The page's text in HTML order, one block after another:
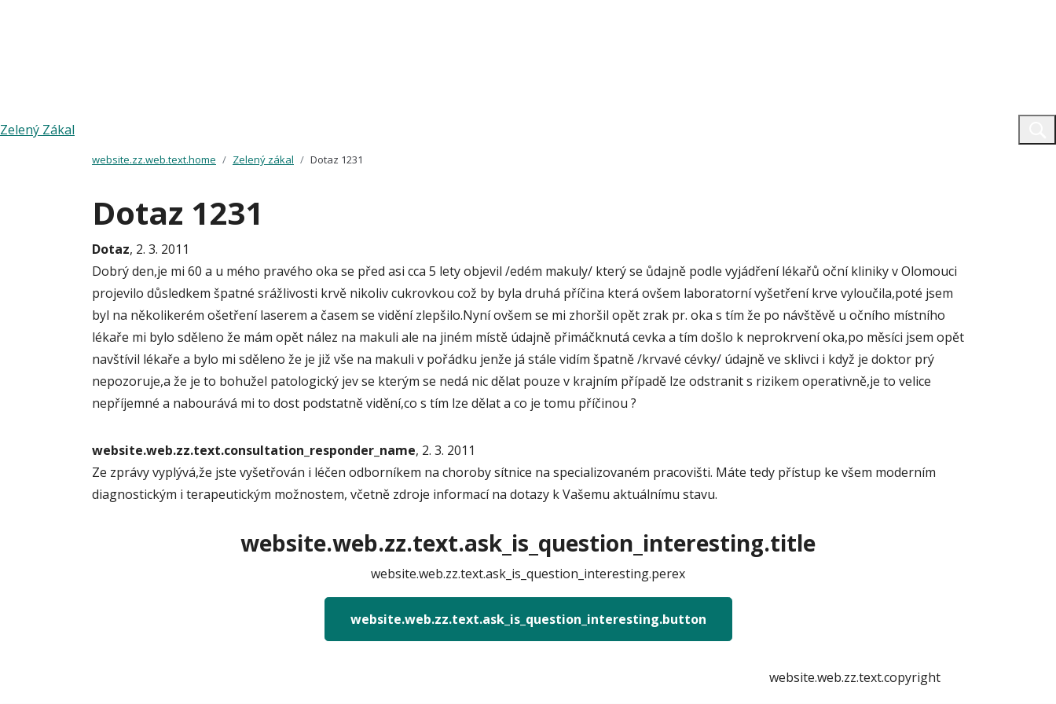
Zelený Zákal
website.zz.web.text.home Zelený zákal Dotaz 1231
Dotaz 1231
Dotaz, 2. 3. 2011
Dobrý den,je mi 60 a u mého pravého oka se před asi cca 5 lety objevil /edém makuly/ který se ůdajně podle vyjádření lékařů oční kliniky v Olomouci
projevilo důsledkem špatné srážlivosti krvě nikoliv cukrovkou což by byla druhá příčina která ovšem laboratorní vyšetření krve vyloučila,poté jsem
byl na několikerém ošetření laserem a časem se vidění zlepšilo.Nyní ovšem se mi zhoršil opět zrak pr. oka s tím že po návštěvě u očního místního
lékaře mi bylo sděleno že mám opět nález na makuli ale na jiném místě údajně přimáčknutá cevka a tím došlo k neprokrvení oka,po měsíci jsem opět
navštívil lékaře a bylo mi sděleno že je již vše na makuli v pořádku jenže já stále vidím špatně /krvavé cévky/ údajně ve sklivci i když je doktor prý
nepozoruje,a že je to bohužel patologický jev se kterým se nedá nic dělat pouze v krajním případě lze odstranit s rizikem operativně,je to velice
nepříjemné a nabourává mi to dost podstatně vidění,co s tím lze dělat a co je tomu příčinou ?
website.web.zz.text.consultation_responder_name, 2. 3. 2011
Ze zprávy vyplývá,že jste vyšetřován i léčen odborníkem na choroby sítnice na specializovaném pracovišti. Máte tedy přístup ke všem moderním
diagnostickým i terapeutickým možnostem, včetně zdroje informací na dotazy k Vašemu aktuálnímu stavu.
website.web.zz.text.ask_is_question_interesting.title
website.web.zz.text.ask_is_question_interesting.perex
website.web.zz.text.ask_is_question_interesting.button
website.web.zz.text.copyright